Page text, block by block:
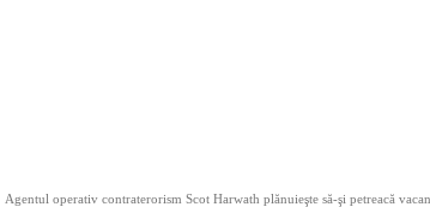
Agentul operativ contraterorism Scot Harwath plănuieşte să-şi petreacă